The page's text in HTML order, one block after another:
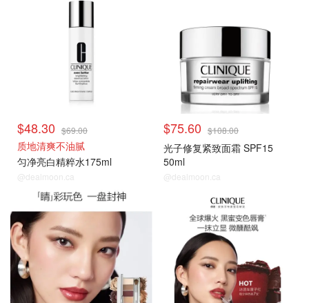
$48.30 $69.00
质地清爽不油腻
匀净亮白精粹水175ml
@dealmoon.ca
$75.60 $108.00
光子修复紧致面霜 SPF15
50ml
@dealmoon.ca
热卖推荐